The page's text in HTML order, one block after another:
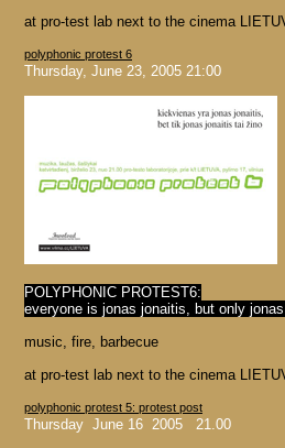
at pro-test lab next to the cinema
polyphonic protest 6
Thursday, June 23, 2005 21:00
POLYPHONIC PROTEST6:
everyone is jonas jonaitis, but only
music, fire, barbecue
at pro-test lab next to the cinema
polyphonic protest 5: protest post
Thursday June 16 2005 21.00